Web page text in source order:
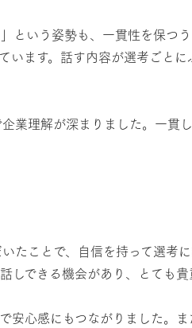
という姿勢も、一貫性を保つ
います。話す内容が選考ごと
業理解が深まりました。一貫
たことで、自信を持って選考
できる機会があり、とても貴
安心感にもつながりました。